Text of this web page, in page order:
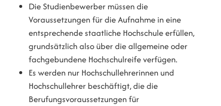
Die Studienbewerber müssen die
Voraussetzungen für die Aufnahme in eine
entsprechende staatliche Hochschule erfüllen,
grundsätzlich also über die allgemeine oder
fachgebundene Hochschulreife verfügen.
Es werden nur Hochschullehrerinnen und
Hochschullehrer beschäftigt, die die
Berufungsvoraussetzungen für